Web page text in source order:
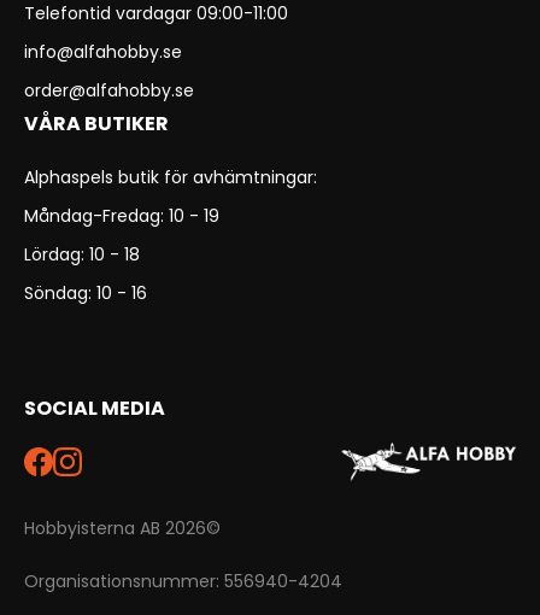
Telefontid vardagar 09:00-11:00
info@alfahobby.se
order@alfahobby.se
VÅRA BUTIKER
Alphaspels butik för avhämtningar:
Måndag-Fredag: 10 - 19
Lördag: 10 - 18
Söndag: 10 - 16
SOCIAL MEDIA
Hobbyisterna AB 2026©
Organisationsnummer: 556940-4204